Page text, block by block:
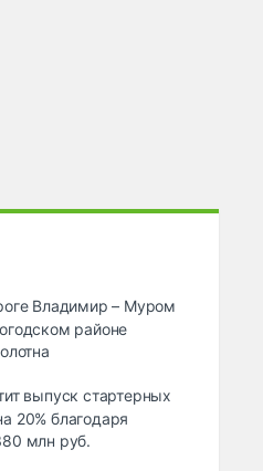
Владимир – Муром
районе
выпуск стартерных
20% благодаря
млн руб.